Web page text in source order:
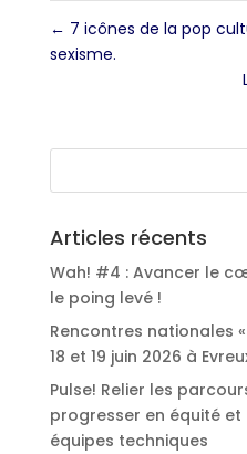
← 7 icônes de la pop
sexisme.
Articles récents
Wah! #4 : Avancer le
le poing levé !
Rencontres nationales
18 et 19 juin 2026 à
Pulse! Relier les
progresser en équité et
équipes techniques